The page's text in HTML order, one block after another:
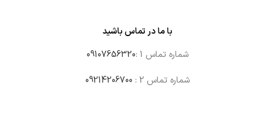
با ما در تماس باشید
شماره تماس 1 :
09107656320
شماره تماس 2 :